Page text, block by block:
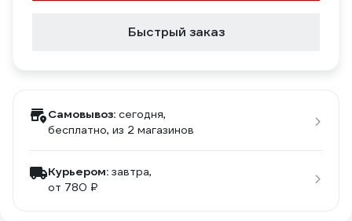
Быстрый заказ
Самовывоз: сегодня,
бесплатно, из 2 магазинов
Курьером: завтра,
от 780 ₽